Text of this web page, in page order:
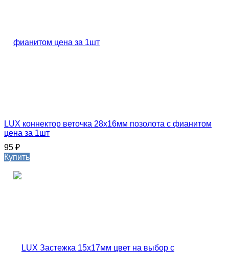
LUX коннектор веточка 28х16мм позолота с фианитом
цена за 1шт
95 ₽
Купить